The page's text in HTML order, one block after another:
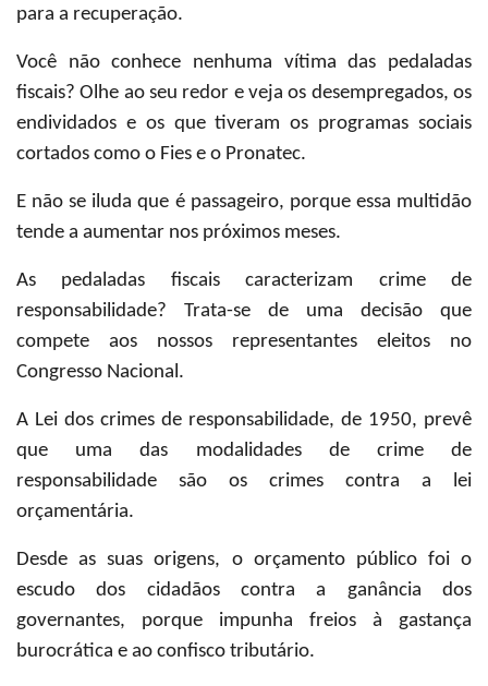
para a recuperação.
Você não conhece nenhuma vítima das pedaladas
fiscais? Olhe ao seu redor e veja os desempregados, os
endividados e os que tiveram os programas sociais
cortados como o Fies e o Pronatec.
E não se iluda que é passageiro, porque essa multidão
tende a aumentar nos próximos meses.
As pedaladas fiscais caracterizam crime de
responsabilidade? Trata-se de uma decisão que
compete aos nossos representantes eleitos no
Congresso Nacional.
A Lei dos crimes de responsabilidade, de 1950, prevê
que uma das modalidades de crime de
responsabilidade são os crimes contra a lei
orçamentária.
Desde as suas origens, o orçamento público foi o
escudo dos cidadãos contra a ganância dos
governantes, porque impunha freios à gastança
burocrática e ao confisco tributário.